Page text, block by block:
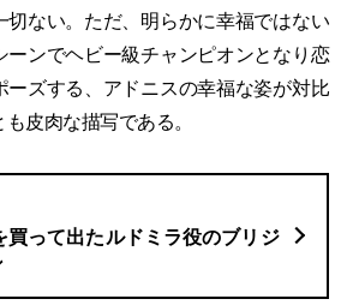
切ない。ただ、明らかに幸福ではない
ーンでヘビー級チャンピオンとなり恋
ーズする、アドニスの幸福な姿が対比
皮肉な描写である。
買って出たルドミラ役のブリジ